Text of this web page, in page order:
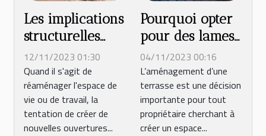
Les implications
structurelles
d'une ouverture
sur mur porteur
12/11/2023 01:30
Quand il s'agit de
réaménager l'espace de
vie ou de travail, la
tentation de créer de
nouvelles ouvertures...
Pourquoi opter
pour des lames
de terrasse ou
une terrasse
composite : les
avantages clés ?
04/11/2023 00:16
L’aménagement d’une
terrasse est une décision
importante pour tout
propriétaire cherchant à
créer un espace...